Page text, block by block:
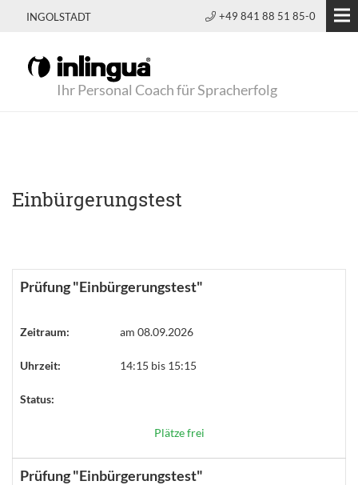
INGOLSTADT +49 841 88 51 85-0
Ihr Personal Coach für Spracherfolg
Einbürgerungstest
Prüfung "Einbürgerungstest"
Zeitraum: am 08.09.2026
Uhrzeit: 14:15 bis 15:15
Status:
Plätze frei
Prüfung "Einbürgerungstest"